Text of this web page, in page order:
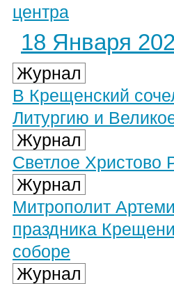
центра
18 Января
Журнал
В Крещенский
Литургию и
Журнал
Светлое Христово
Журнал
Митрополит
праздника
соборе
Журнал